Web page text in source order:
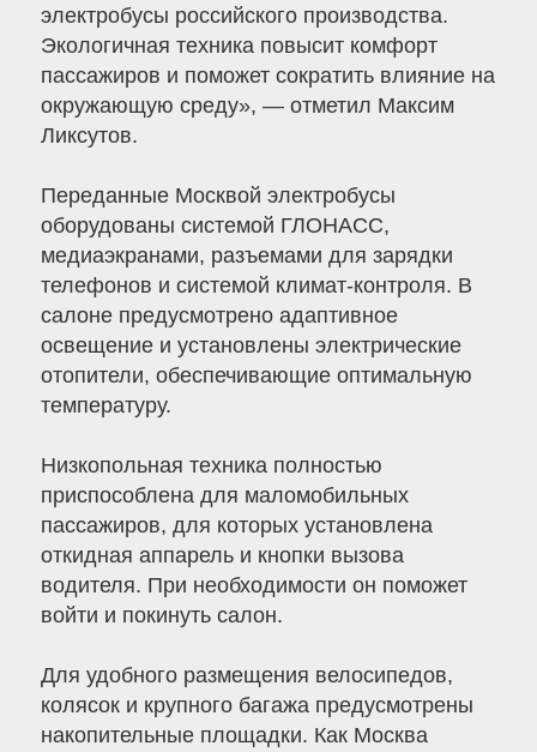
электробусы российского производства.
Экологичная техника повысит комфорт
пассажиров и поможет сократить влияние на
окружающую среду», — отметил Максим
Ликсутов.
Переданные Москвой электробусы
оборудованы системой ГЛОНАСС,
медиаэкранами, разъемами для зарядки
телефонов и системой климат-контроля. В
салоне предусмотрено адаптивное
освещение и установлены электрические
отопители, обеспечивающие оптимальную
температуру.
Низкопольная техника полностью
приспособлена для маломобильных
пассажиров, для которых установлена
откидная аппарель и кнопки вызова
водителя. При необходимости он поможет
войти и покинуть салон.
Для удобного размещения велосипедов,
колясок и крупного багажа предусмотрены
накопительные площадки. Как Москва